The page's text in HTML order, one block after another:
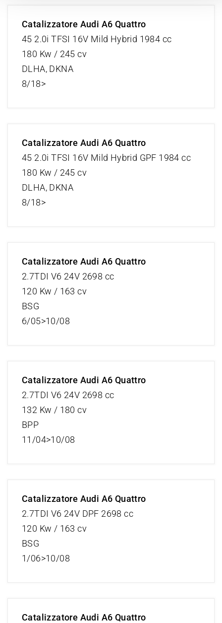
Catalizzatore Audi A6 Quattro
45 2.0i TFSI 16V Mild Hybrid 1984 cc
180 Kw / 245 cv
DLHA, DKNA
8/18>
Catalizzatore Audi A6 Quattro
45 2.0i TFSI 16V Mild Hybrid GPF 1984 cc
180 Kw / 245 cv
DLHA, DKNA
8/18>
Catalizzatore Audi A6 Quattro
2.7TDI V6 24V 2698 cc
120 Kw / 163 cv
BSG
6/05>10/08
Catalizzatore Audi A6 Quattro
2.7TDI V6 24V 2698 cc
132 Kw / 180 cv
BPP
11/04>10/08
Catalizzatore Audi A6 Quattro
2.7TDI V6 24V DPF 2698 cc
120 Kw / 163 cv
BSG
1/06>10/08
Catalizzatore Audi A6 Quattro